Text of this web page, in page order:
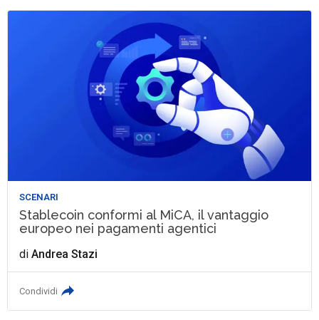
SCENARI
Stablecoin conformi al MiCA, il vantaggio
europeo nei pagamenti agentici
diAndrea Stazi
Condividi